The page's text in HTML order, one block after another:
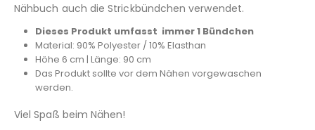
Nähbuch auch die Strickbündchen verwendet.
Dieses Produkt umfasst immer 1 Bündchen
Material: 90% Polyester / 10% Elasthan
Höhe 6 cm | Länge: 90 cm
Das Produkt sollte vor dem Nähen vorgewaschen
werden.
Viel Spaß beim Nähen!